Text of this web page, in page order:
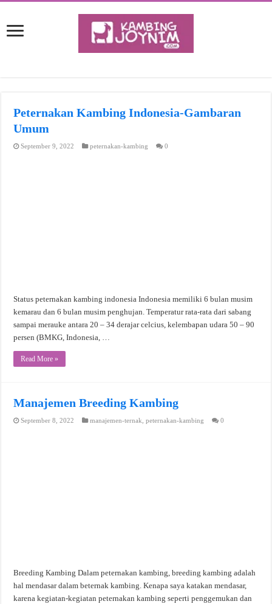
Peternakan Kambing Indonesia-Gambaran
Umum
September 9, 2022 peternakan-kambing 0
Status peternakan kambing indonesia Indonesia memiliki 6 bulan musim
kemarau dan 6 bulan musim penghujan. Temperatur rata-rata dari sabang
sampai merauke antara 20 – 34 derajar celcius, kelembapan udara 50 – 90
persen (BMKG, Indonesia, …
Read More »
Manajemen Breeding Kambing
September 8, 2022 manajemen-ternak ,peternakan-kambing 0
Breeding Kambing Dalam peternakan kambing, breeding kambing adalah
hal mendasar dalam beternak kambing. Kenapa saya katakan mendasar,
karena kegiatan-kegiatan peternakan kambing seperti penggemukan dan